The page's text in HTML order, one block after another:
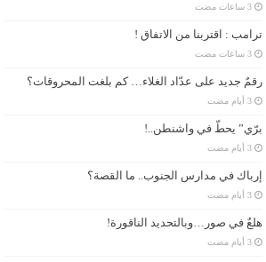
ترامب : اقتربنا من الاتفاق !
رقمٌ جديد على عدّاد الغلاء… كم بلغت المحروقات؟
برّي” يحطّ في واشنطن..!
إرباك في مدارس الجنوب.. ما القصة؟
هلعٌ في صور…وبالتحديد الناقورة!